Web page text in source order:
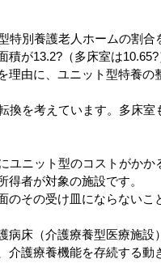
特別養護老人ホームの割
積が13.2?（多床室は
由に、ユニット型特養の
換を考えています。多床
ユニット型のコストがか
者が対象の施設です。
その受け皿にならない
病床（介護療養型医療施
護療養機能を存続する動